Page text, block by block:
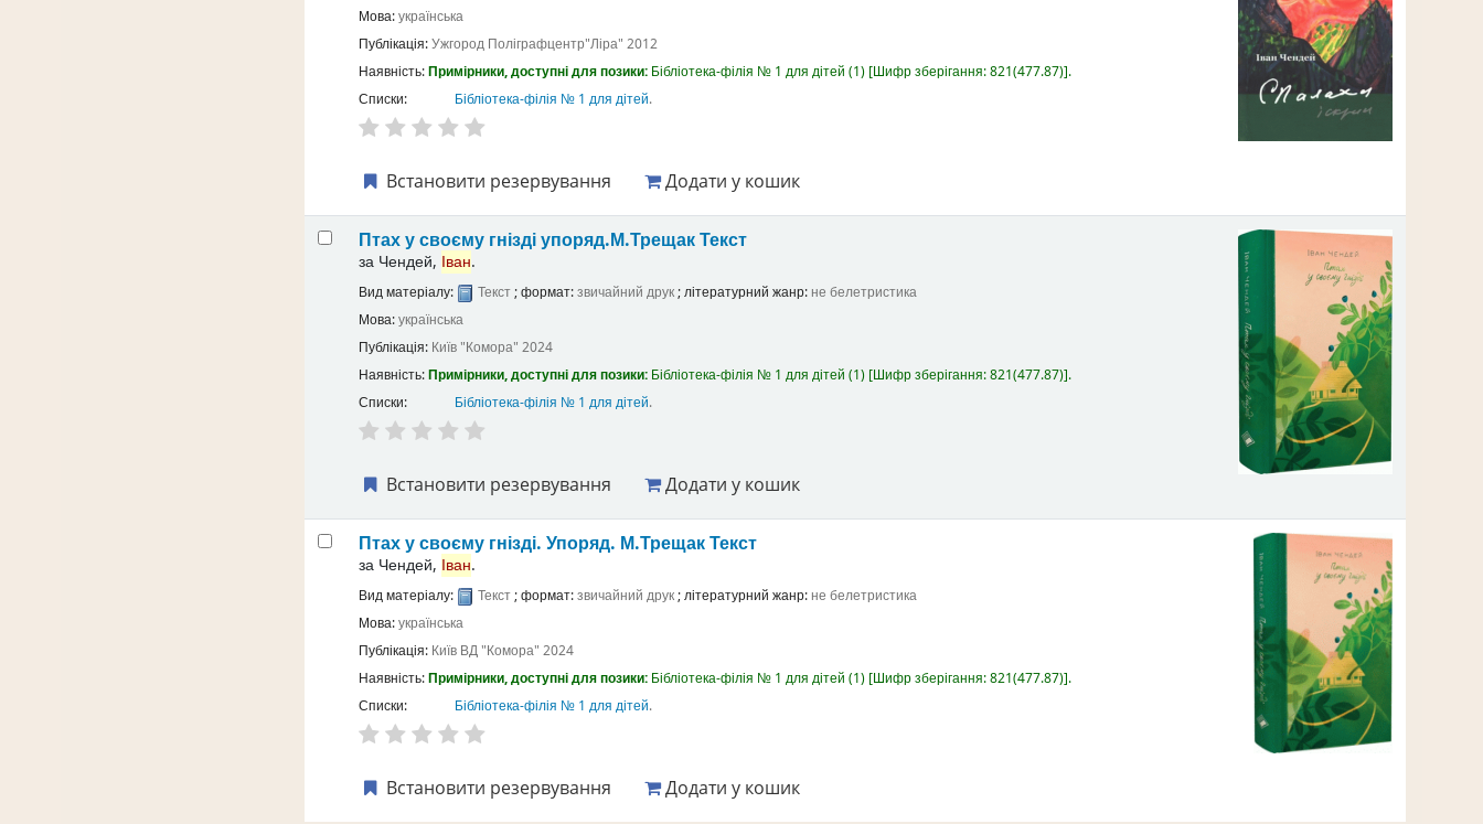
Мова:українська
Публікація:Ужгород Поліграфцентр"Ліра" 2012
Наявність:Примірники, доступні для позики: Бібліотека-філія № 1 для дітей (1) Шифр зберігання:821(477.87) .
Списки:
Бібліотека-філія № 1 для дітей.
Встановити резервування Додати у кошик
Птах у своєму гніздіупоряд.М.ТрещакТекст
за Чендей, Іван.
Вид матеріалу: Текст; формат:звичайний друк; літературний жанр: не белетристика
Мова:українська
Публікація: Київ"Комора" 2024
Наявність:Примірники, доступні для позики: Бібліотека-філія № 1 для дітей (1) Шифр зберігання:821(477.87) .
Списки:
Бібліотека-філія № 1 для дітей.
Встановити резервування Додати у кошик
Птах у своєму гнізді. Упоряд. М.ТрещакТекст
за Чендей, Іван.
Вид матеріалу: Текст; формат:звичайний друк; літературний жанр:не белетристика
Мова:українська
Публікація: Київ ВД "Комора" 2024
Наявність:Примірники, доступні для позики: Бібліотека-філія № 1 для дітей (1) Шифр зберігання:821(477.87) .
Списки:
Бібліотека-філія № 1 для дітей.
Встановити резервування Додати у кошик